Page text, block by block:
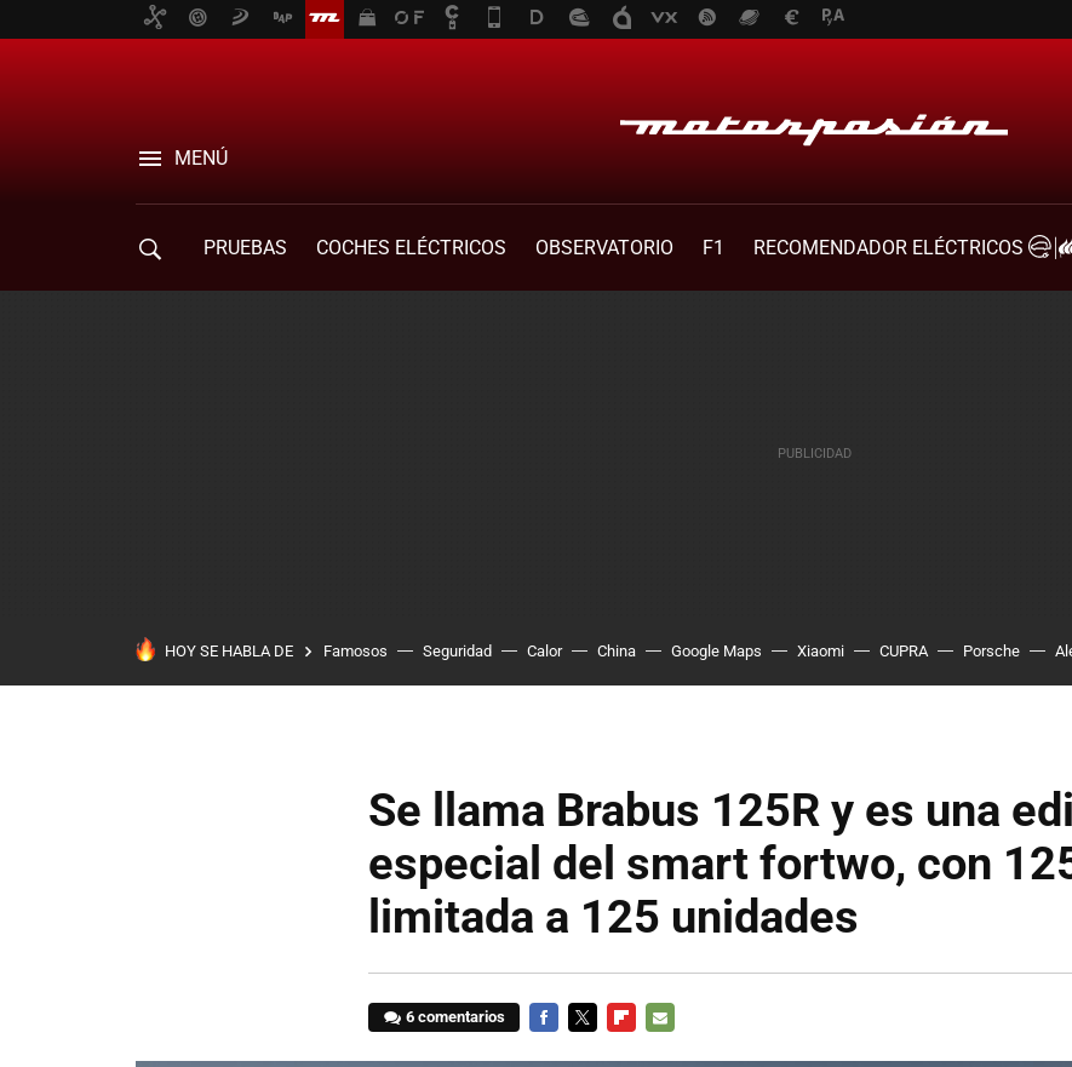
MENÚ
PRUEBAS COCHES ELÉCTRICOS OBSERVATORIO F1
RECOMENDADOR ELÉCTRICOS
HOY SE HABLA DE Famosos Seguridad Calor China Google Maps Xiaomi CUPRA Porsche
Se llama Brabus 125R y es una
especial del smart fortwo, con
limitada a 125 unidades
6 comentarios